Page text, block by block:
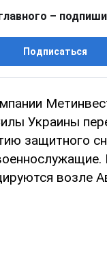
–
Подписаться
Украины
защитного
возле